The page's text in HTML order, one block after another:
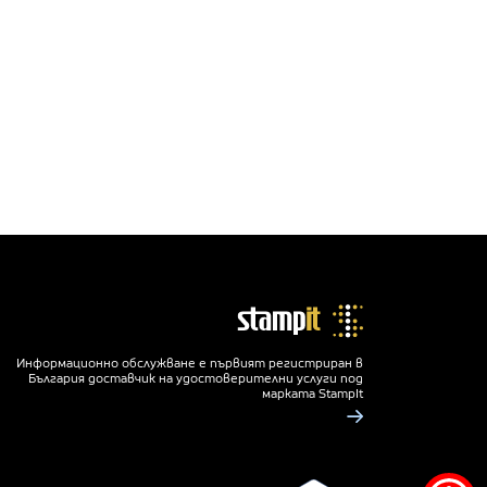
Информационно обслужване е първият регистриран в
България доставчик на удостоверителни услуги под
марката StampIt